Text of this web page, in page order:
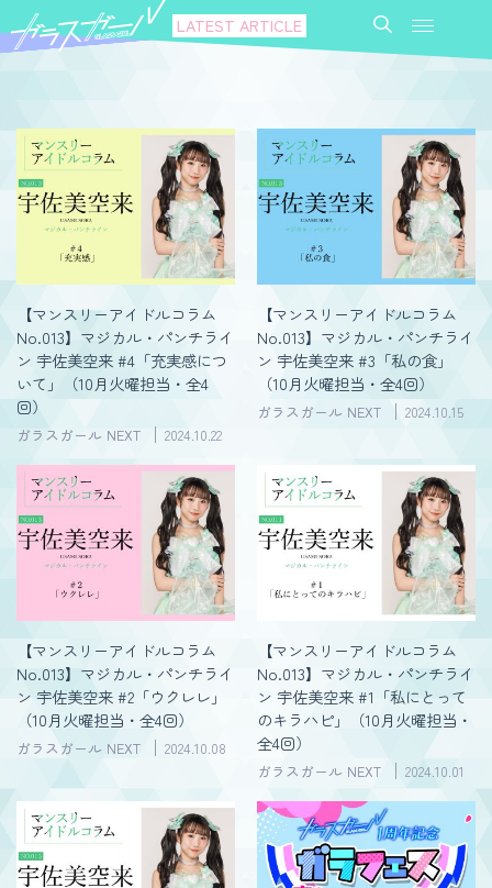
LATEST ARTICLE
【マンスリーアイドルコラム
No.013】マジカル・パンチライ
ン 宇佐美空来 #4「充実感につ
いて」（10月火曜担当・全4
回）
ガラスガール NEXT 2024.10.22
【マンスリーアイドルコラム
No.013】マジカル・パンチライ
ン 宇佐美空来 #3「私の食」
（10月火曜担当・全4回）
ガラスガール NEXT 2024.10.15
【マンスリーアイドルコラム
No.013】マジカル・パンチライ
ン 宇佐美空来 #2「ウクレレ」
（10月火曜担当・全4回）
ガラスガール NEXT 2024.10.08
【マンスリーアイドルコラム
No.013】マジカル・パンチライ
ン 宇佐美空来 #1「私にとって
のキラハピ」（10月火曜担当・
全4回）
ガラスガール NEXT 2024.10.01